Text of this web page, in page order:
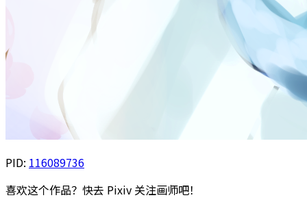
PID: 116089736
喜欢这个作品？快去 Pixiv 关注画师吧！